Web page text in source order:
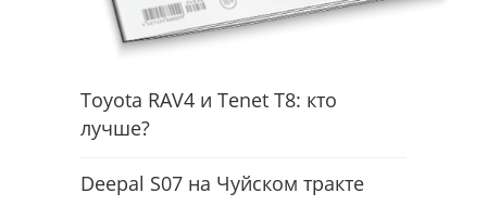
Toyota RAV4 и Tenet T8: кто
лучше?
Deepal S07 на Чуйском тракте